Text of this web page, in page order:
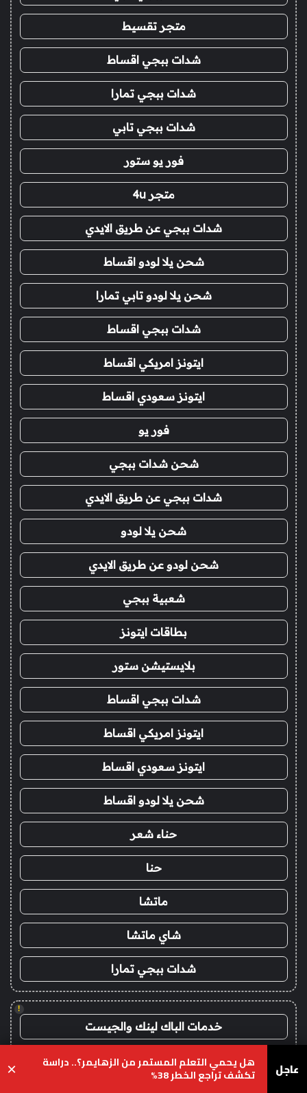
متجر تقسيط
شدات ببجي اقساط
شدات ببجي تمارا
شدات ببجي تابي
فور يو ستور
متجر 4u
شدات ببجي عن طريق الايدي
شحن يلا لودو اقساط
شحن يلا لودو تابي تمارا
شدات ببجي اقساط
ايتونز امريكي اقساط
ايتونز سعودي اقساط
فور يو
شحن شدات ببجي
شدات ببجي عن طريق الايدي
شحن يلا لودو
شحن لودو عن طريق الايدي
شعبية ببجي
بطاقات ايتونز
بلايستيشن ستور
شدات ببجي اقساط
ايتونز امريكي اقساط
ايتونز سعودي اقساط
شحن يلا لودو اقساط
حناء شعر
حنا
ماتشا
شاي ماتشا
شدات ببجي تمارا
!
خدمات الباك لينك والجيست
guest post مقال ضيف عاجل هل يحمي التعلم المستمر من الزهايمر؟.. دراسة
تكشف تراجع الخطر 38% ×